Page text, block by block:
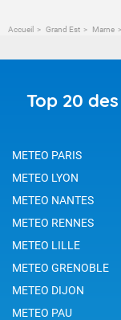
Accueil Grand Est Marne
Top 20
METEO PARIS
METEO LYON
METEO NANTES
METEO RENNES
METEO LILLE
METEO GRENOBLE
METEO DIJON
METEO PAU